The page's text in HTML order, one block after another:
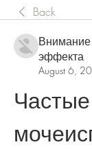
Back
эффекта
August 6,